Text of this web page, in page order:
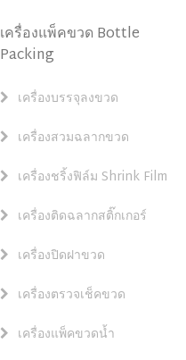
เครื่องแพ็คขวด Bottle
Packing
เครื่องบรรจุลงขวด
เครื่องสวมฉลากขวด
เครื่องชริ้งฟิล์ม Shrink Film
เครื่องติดฉลากสติ๊กเกอร์
เครื่องปิดฝาขวด
เครื่องตรวจเช็คขวด
เครื่องแพ็คขวดน้ำ